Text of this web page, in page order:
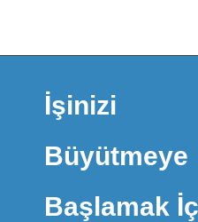
İşinizi
Büyütmeye
Başlamak